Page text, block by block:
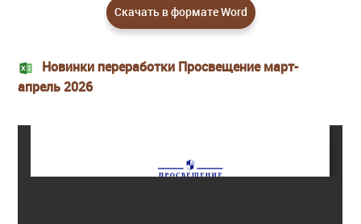
Скачать в формате Word
Новинки переработки Просвещение март-
апрель 2026